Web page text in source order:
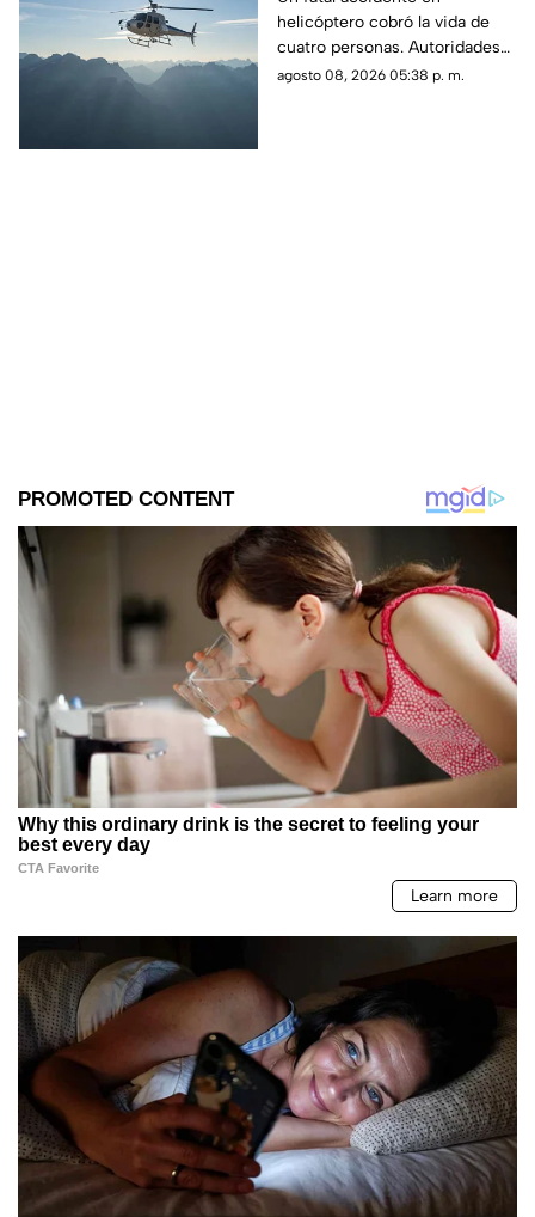
mueren cuatro
personas
helicóptero cobró la vida de
cuatro personas. Autoridades
confirmaron que la aeronave
agosto 08, 2026 05:38 p. m.